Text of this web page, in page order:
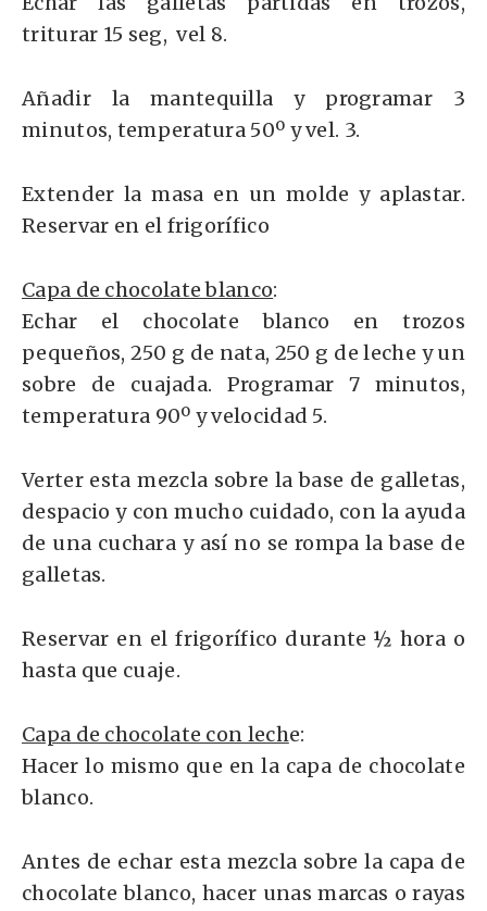
triturar 15 seg, vel 8.
Añadir la mantequilla y programar 3
minutos, temperatura 50º y vel. 3.
Extender la masa en un molde y aplastar.
Reservar en el frigorífico
Capa de chocolate blanco:
Echar el chocolate blanco en trozos
pequeños, 250 g de nata, 250 g de leche y un
sobre de cuajada. Programar 7 minutos,
temperatura 90º y velocidad 5.
Verter esta mezcla sobre la base de galletas,
despacio y con mucho cuidado, con la ayuda
de una cuchara y así no se rompa la base de
galletas.
Reservar en el frigorífico durante ½ hora o
hasta que cuaje.
Capa de chocolate con leche:
Hacer lo mismo que en la capa de chocolate
blanco.
Antes de echar esta mezcla sobre la capa de
chocolate blanco, hacer unas marcas o rayas